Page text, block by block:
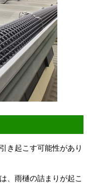
き起こす可能性があり
、雨樋の詰まりが起こ